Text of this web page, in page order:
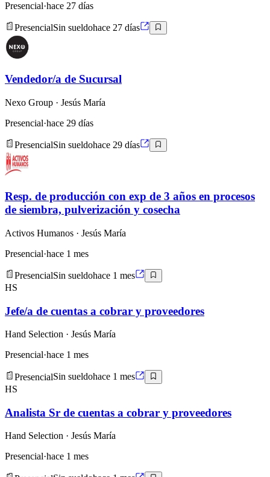
Presencial·hace 27 días
PresencialSin sueldohace 27 días
Vendedor/a de Sucursal
Nexo Group · Jesús María
Presencial·hace 29 días
PresencialSin sueldohace 29 días
Resp. de producción con exp de 3 años en procesos
de siembra, pulverización y cosecha
Activos Humanos · Jesús María
Presencial·hace 1 mes
PresencialSin sueldohace 1 mes
HS
Jefe/a de cuentas a cobrar y proveedores
Hand Selection · Jesús María
Presencial·hace 1 mes
PresencialSin sueldohace 1 mes
HS
Analista Sr de cuentas a cobrar y proveedores
Hand Selection · Jesús María
Presencial·hace 1 mes